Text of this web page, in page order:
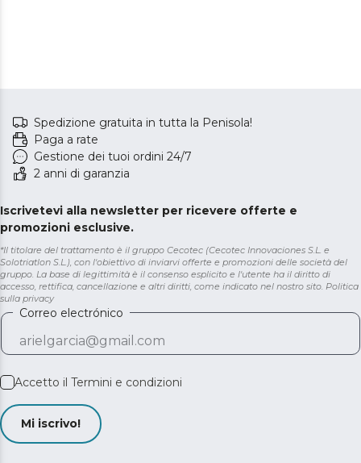
Spedizione gratuita in tutta la Penisola!
Paga a rate
Gestione dei tuoi ordini 24/7
2 anni di garanzia
Iscrivetevi alla newsletter per ricevere offerte e
promozioni esclusive.
*Il titolare del trattamento è il gruppo Cecotec (Cecotec Innovaciones S.L. e
Solotriatlon S.L.), con l'obiettivo di inviarvi offerte e promozioni delle società del
gruppo. La base di legittimità è il consenso esplicito e l'utente ha il diritto di
accesso, rettifica, cancellazione e altri diritti, come indicato nel nostro sito. Politica
sulla privacy
Correo electrónico
Accetto il Termini e condizioni
Mi iscrivo!